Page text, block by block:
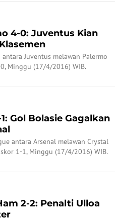
4-0: Juventus Kian
Juventus melawan Palermo
Minggu (17/4/2016) WIB.
Gol Bolasie Gagalkan
antara Arsenal melawan Crystal
1-1, Minggu (17/4/2016) WIB.
2-2: Penalti Ulloa